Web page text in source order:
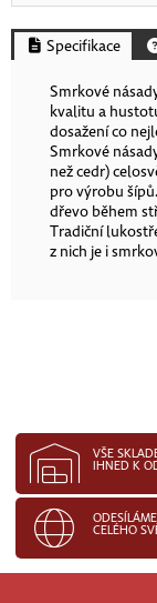
Specifikace
Smrkové
kvalitu a
dosažení co
Smrkové
než cedr)
pro výrobu
dřevo během
Tradiční
z nich je i
VŠE
IHNED K
CELÉHO